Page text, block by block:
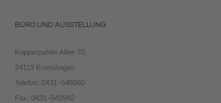
BÜRO UND AUSSTELLUNG
Kopperpahler Allee 70
24119 Kronshagen
Telefon: 0431–548660
Fax: 0431–549942